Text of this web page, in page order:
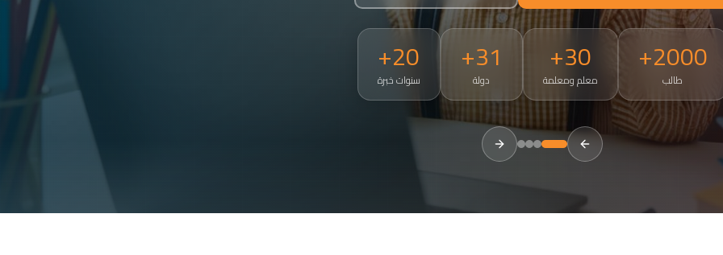
30+ specialist Syrian teachers. 2000+ students from 31 countries. Small groups of 3-5, 50-minute live sessions, ages 4 and
2000+
طالب
30+
معلم ومعلمة
31+
دولة
20+
سنوات خبرة